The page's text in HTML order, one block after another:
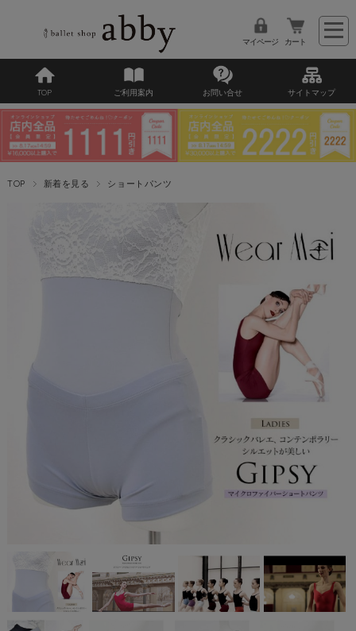
マイページ カート
TOP ご利用案内 お問い合せ サイトマップ
TOP 新着を見る ショートパンツ